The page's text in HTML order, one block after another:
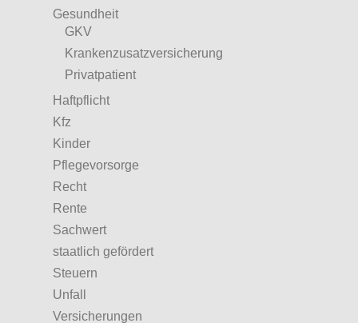
Gesundheit
GKV
Krankenzusatzversicherung
Privatpatient
Haftpflicht
Kfz
Kinder
Pflegevorsorge
Recht
Rente
Sachwert
staatlich gefördert
Steuern
Unfall
Versicherungen